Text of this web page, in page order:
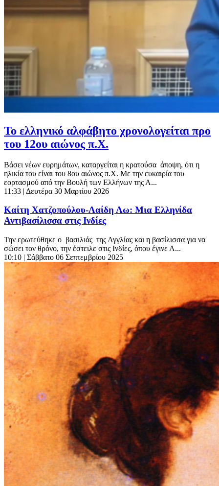
Το ελληνικό αλφάβητο χρονολογείται προ
του 12ου αιώνος π.Χ.
Βάσει νέων ευρημάτων, καταργείται η κρατούσα άποψη, ότι η
ηλικία του είναι του 8ου αιώνος π.Χ. Με την ευκαιρία του
εορτασμού από την Βουλή των Ελλήνων της Α...
11:33 | Δευτέρα 30 Μαρτίου 2026
Καίτη Χατζοπούλου-Λαίδη Λω: Μια Ελληνίδα
Αντιβασίλισσα στις Ινδίες
Την ερωτεύθηκε ο βασιλιάς της Αγγλίας και η βασίλισσα για να
σώσει τον θρόνο, την έστειλε στις Ινδίες, όπου έγινε Α...
10:10 | Σάββατο 06 Σεπτεμβρίου 2025